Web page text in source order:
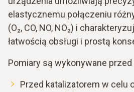
elastycznemu połączeniu
(O₂, CO, NO, NO₂) i
łatwością obsługi i prostą
Pomiary są wykonywane
Przed katalizatorem w celu